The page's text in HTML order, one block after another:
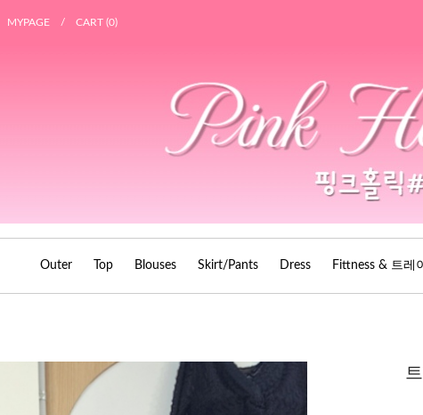
MYPAGE / CART (0)
Outer Top Blouses Skirt/Pants Dress Fittness & 트레